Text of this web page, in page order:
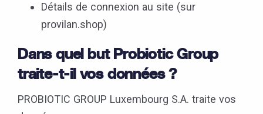
Détails de connexion au site (sur
provilan.shop)
Dans quel but Probiotic Group
traite-t-il vos données ?
PROBIOTIC GROUP Luxembourg S.A. traite vos